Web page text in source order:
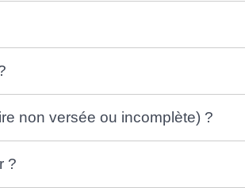
non versée ou incomplète) ?
?